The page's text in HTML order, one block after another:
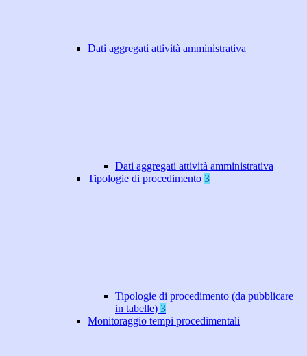
Dati aggregati attività amministrativa
Dati aggregati attività amministrativa
Tipologie di procedimento 3
Tipologie di procedimento (da pubblicare
in tabelle) 3
Monitoraggio tempi procedimentali